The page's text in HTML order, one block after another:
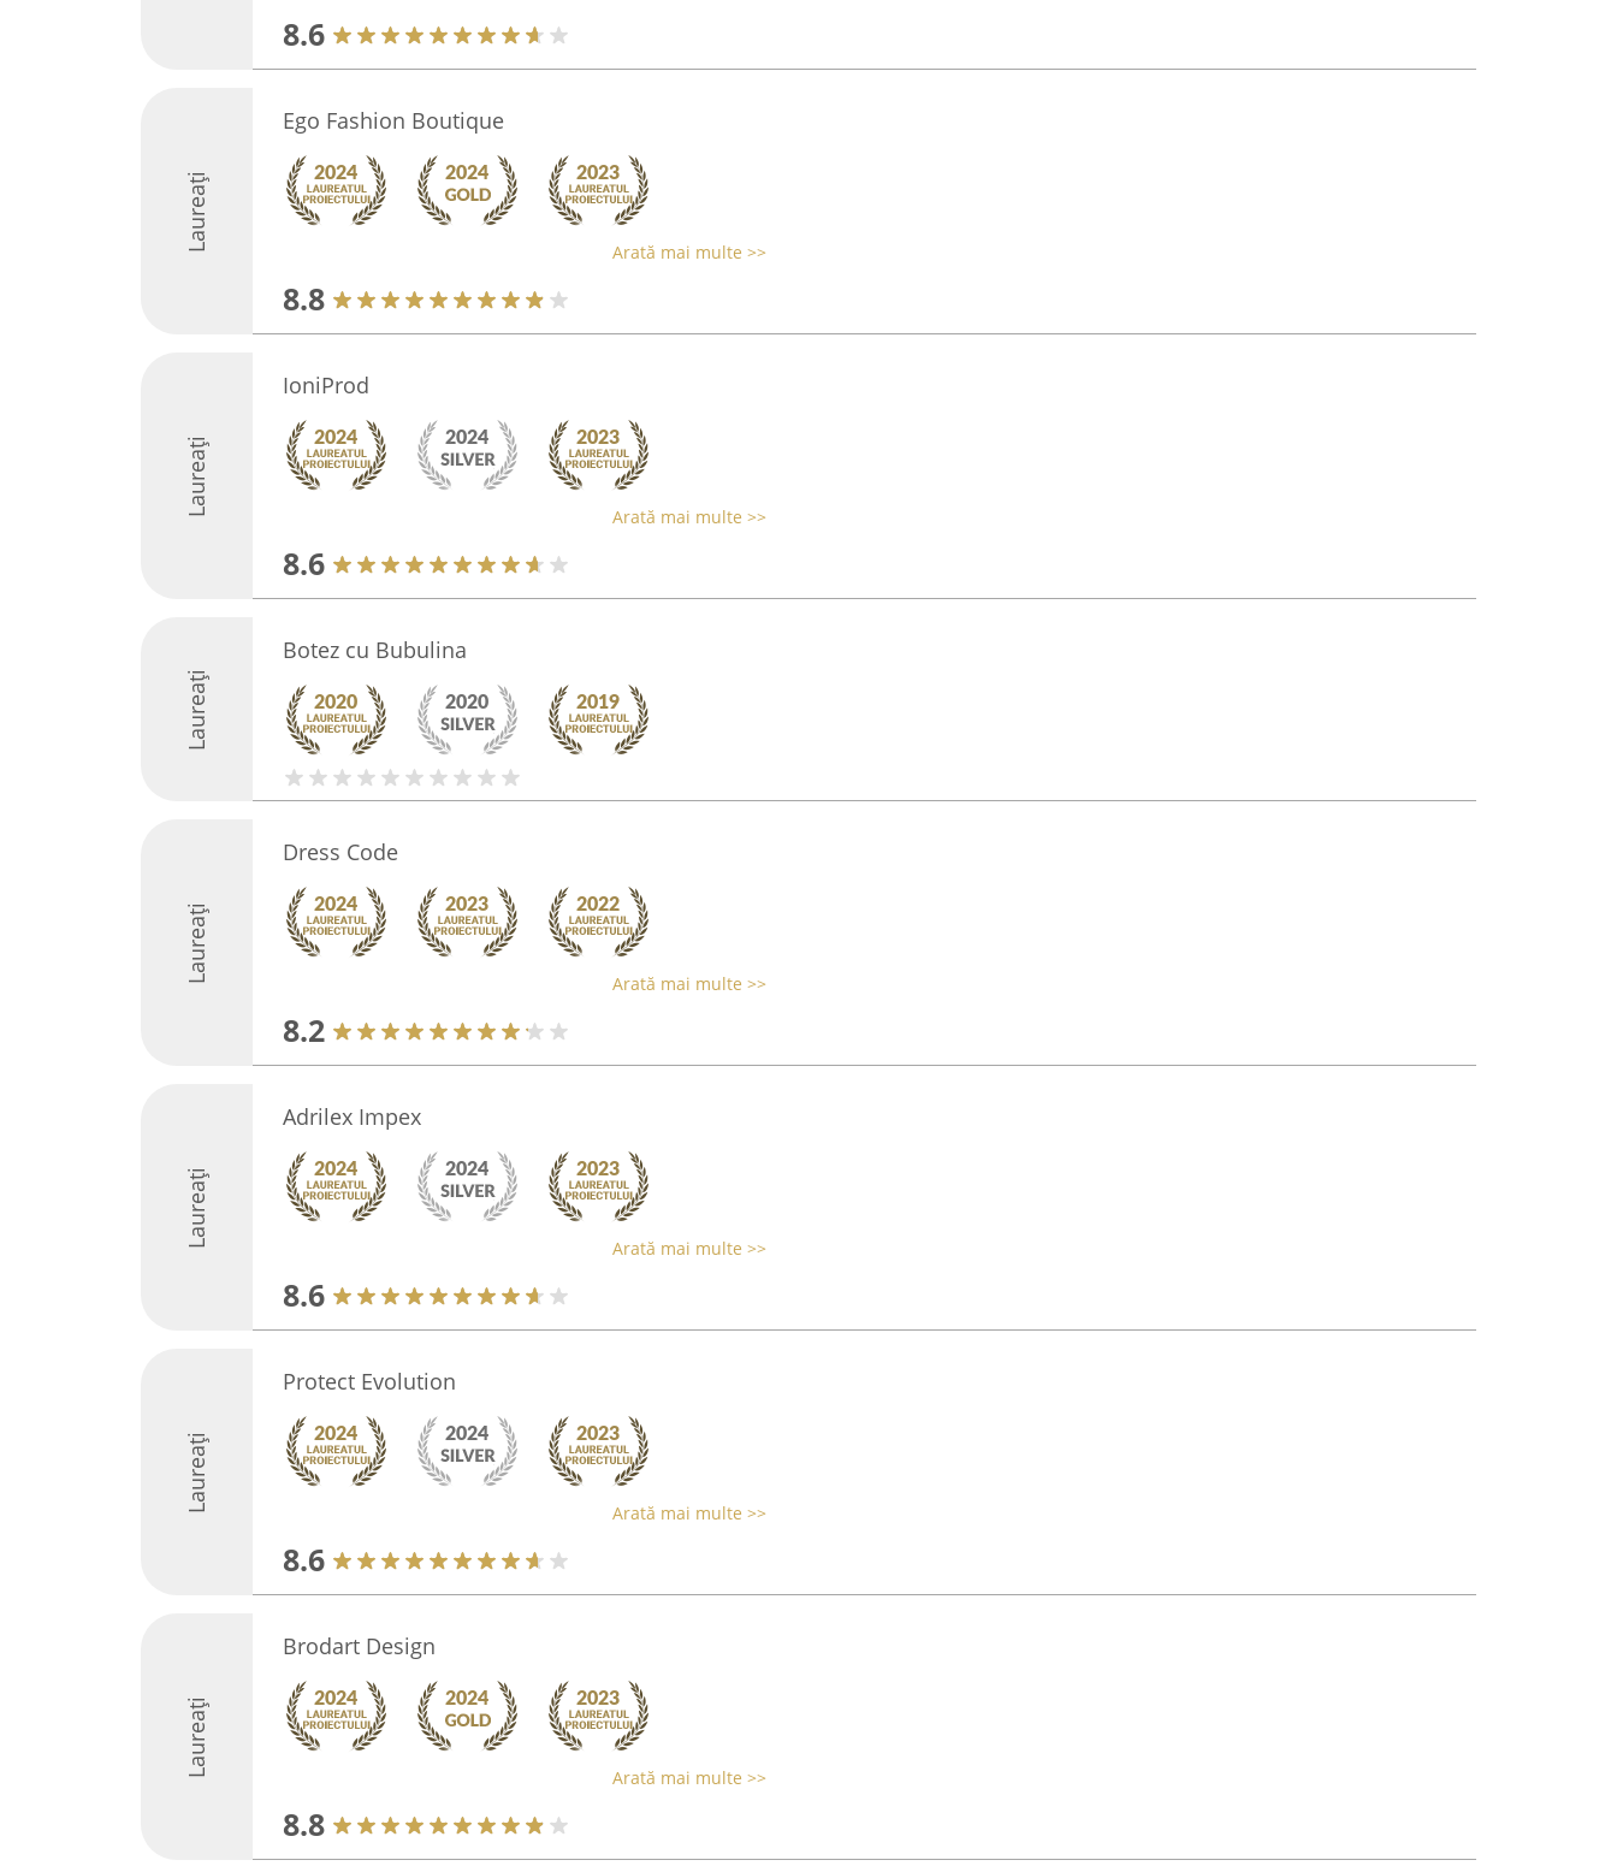
8.6
Laureați
Ego Fashion Boutique
Arată mai multe >>
8.8
Laureați
IoniProd
Arată mai multe >>
8.6
Laureați
Botez cu Bubulina
Laureați
Dress Code
Arată mai multe >>
8.2
Laureați
Adrilex Impex
Arată mai multe >>
8.6
Laureați
Protect Evolution
Arată mai multe >>
8.6
Laureați
Brodart Design
Arată mai multe >>
8.8